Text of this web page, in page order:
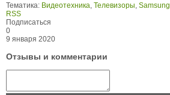
Тематика: Видеотехника Телевизоры Samsung
RSS
Подписаться
0
9 января 2020
Отзывы и комментарии